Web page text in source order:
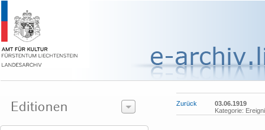
Zurück
03.06.1919
Kategorie: